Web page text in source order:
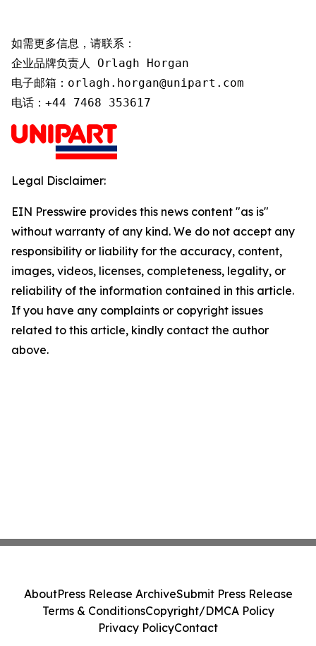
如需更多信息，请联系：
企业品牌负责人 Orlagh Horgan
电子邮箱：orlagh.horgan@unipart.com
电话：+44 7468 353617
Legal Disclaimer:
EIN Presswire provides this news content "as is"
without warranty of any kind. We do not accept any
responsibility or liability for the accuracy, content,
images, videos, licenses, completeness, legality, or
reliability of the information contained in this article.
If you have any complaints or copyright issues
related to this article, kindly contact the author
above.
AboutPress Release ArchiveSubmit Press Release
Terms & ConditionsCopyright/DMCA Policy
Privacy PolicyContact